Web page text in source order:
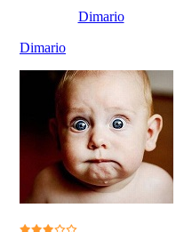
Dimario
Dimario